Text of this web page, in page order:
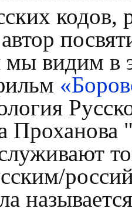
кодов,
мы видим в
Проханова